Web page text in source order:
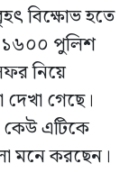
বিক্ষোভ হতে
১৬০০ পুলিশ
নিয়ে
দেখা গেছে।
কেউ এটিকে
মনে করছেন।